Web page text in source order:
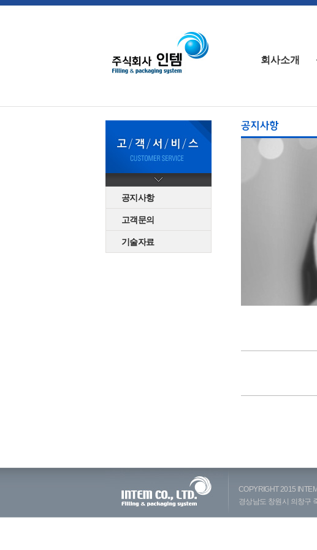
회사소개
공지사항
고객문의
기술자료
COPYRIGHT 2015
경상남도 창원시 의창구